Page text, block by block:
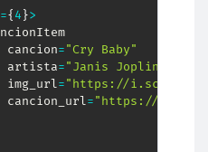
={ 4 }>
cancion
="Cry Baby"
artista
="Janis Joplin"
img_url
="https://i.scdn.co/
cancion_url
="https://